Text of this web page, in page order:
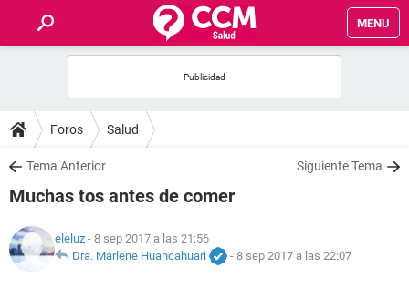
MENU
FOROS
SALUD
NUTRICIÓN
Foros Salud
Tema Anterior Siguiente Tema
Muchas tos antes de comer
eleluz - 8 sep 2017 a las 21:56
Dra. Marlene Huancahuari
- 8 sep 2017 a las 22:07